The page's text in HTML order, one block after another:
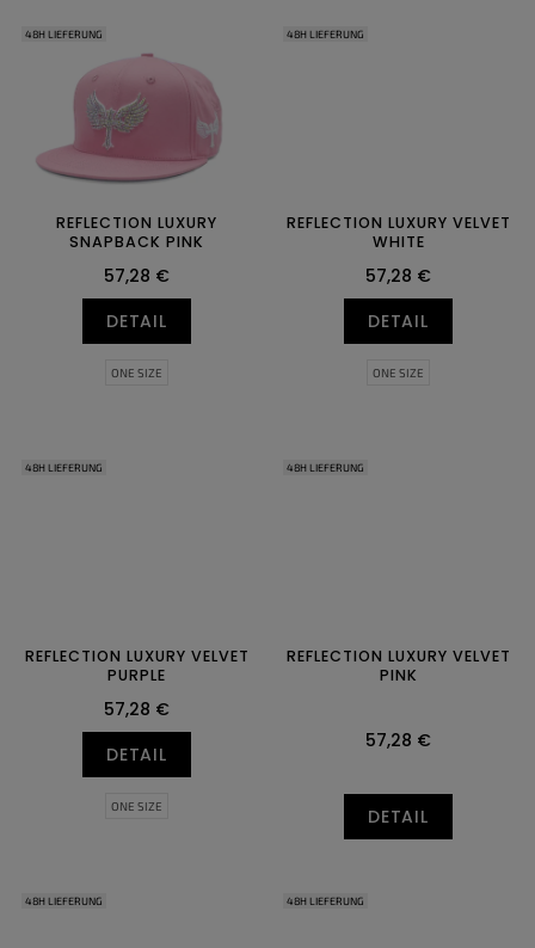
48H LIEFERUNG
REFLECTION LUXURY
SNAPBACK PINK
57,28 €
DETAIL
ONE SIZE
48H LIEFERUNG
REFLECTION LUXURY VELVET
WHITE
57,28 €
DETAIL
ONE SIZE
48H LIEFERUNG
REFLECTION LUXURY VELVET
PURPLE
57,28 €
DETAIL
ONE SIZE
48H LIEFERUNG
REFLECTION LUXURY VELVET
PINK
57,28 €
DETAIL
48H LIEFERUNG 48H LIEFERUNG